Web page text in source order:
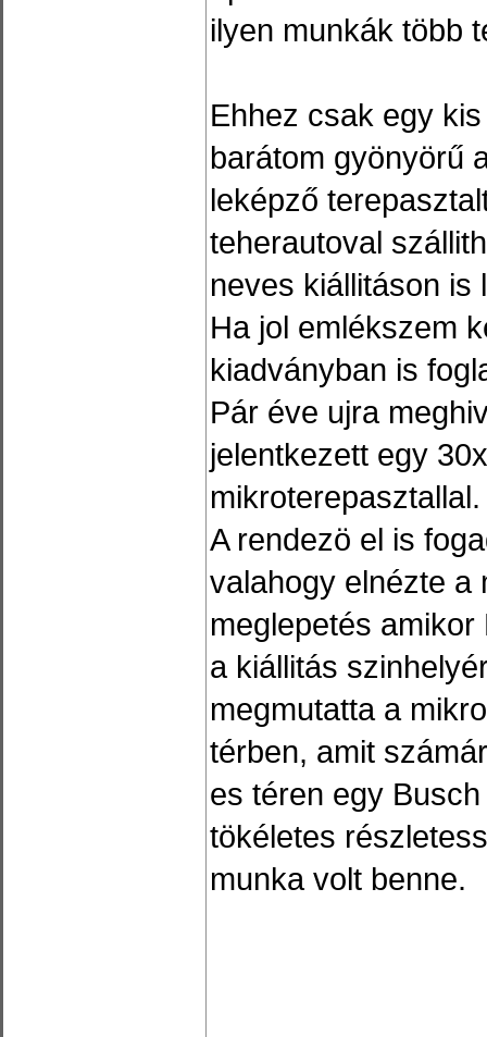
ilyen munkák több
Ehhez csak egy
barátom gyönyörű
leképző
teherautoval
neves kiállitáson is
Ha jol emlékszem
kiadványban is
Pár éve ujra
jelentkezett egy
mikroterepasztallal.
A rendezö el is
valahogy elnézte a
meglepetés
a kiállitás
megmutatta a
térben, amit
es téren egy
tökéletes
munka volt benne.